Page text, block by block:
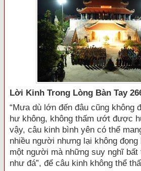
Lời Kinh Trong Lòng Bàn Tay
“Mưa dù lớn đến đâu cũng không
hư không, không thấm ướt được
vậy, câu kinh bình yên có thể
nhiều người nhưng lại không
một người mà những suy nghĩ
như đá”, để câu kinh không thể